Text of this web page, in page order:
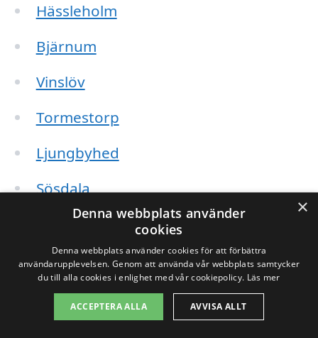
Hässleholm
Bjärnum
Vinslöv
Tormestorp
Ljungbyhed
Sösdala
Vittsjö
Skånes Fagerhult
Broby
×
Denna webbplats använder
cookies
Denna webbplats använder cookies för att förbättra
användarupplevelsen. Genom att använda vår webbplats samtycker
du till alla cookies i enlighet med vår cookiepolicy. Läs mer
ACCEPTERA ALLA AVVISA ALLT